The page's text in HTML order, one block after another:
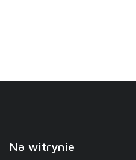
Na witrynie